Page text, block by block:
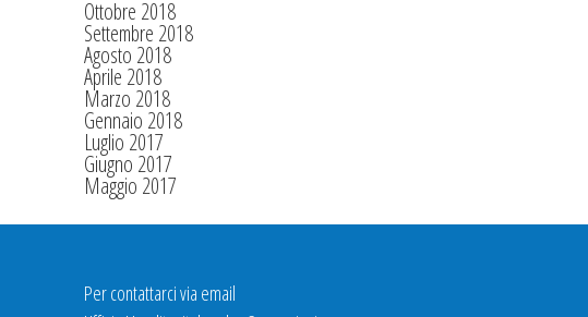
Ottobre 2018
Settembre 2018
Agosto 2018
Aprile 2018
Marzo 2018
Gennaio 2018
Luglio 2017
Giugno 2017
Maggio 2017
Per contattarci via email